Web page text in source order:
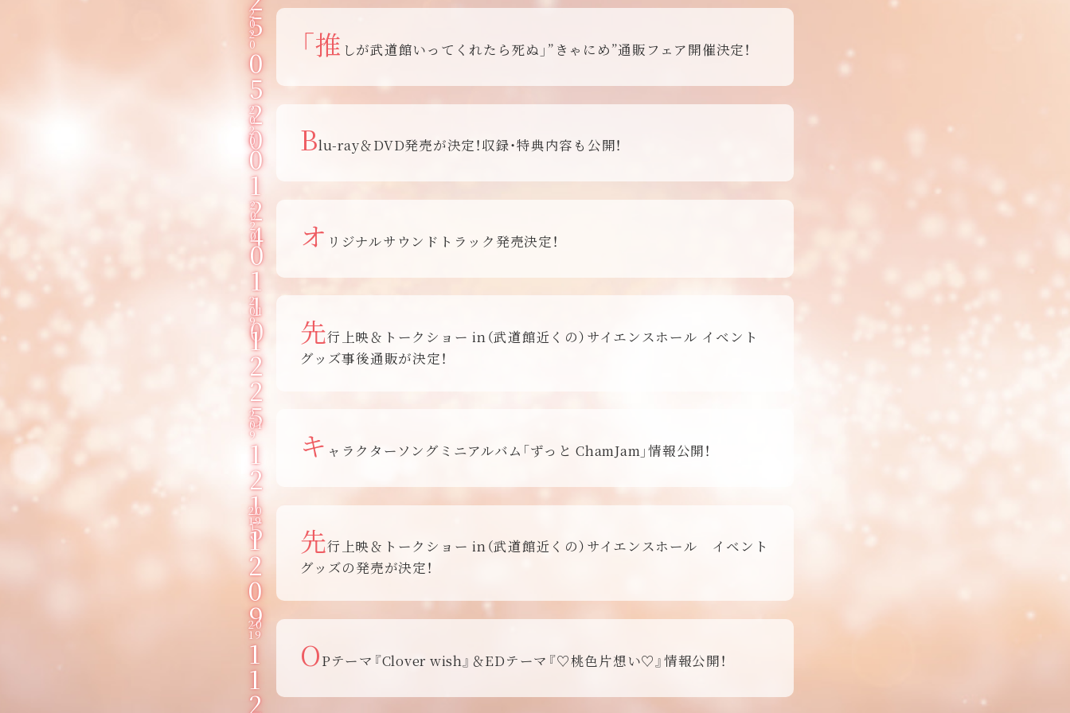
5
2
0
2
0
0
5
2
0
「推 しが武道館いってくれたら死ぬ」”きゃにめ”通販フェア開催決定！
2
0
2
0
0
1
2
4
Blu-ray＆DVD発売が決定！収録・特典内容も公開！
2
0
2
0
0
1
1
0
オ リジナルサウンドトラック発売決定！
2
01
9
1
2
2
5
先行上映＆トークショー in（武道館近くの）サイエンスホール イベント
グッズ事後通販が決定！
2
01
9
1
2
1
5
キ ャラクターソングミニアルバム「ずっと ChamJam」情報公開！
20
19
1
2
0
9
先行上映＆トークショー in（武道館近くの）サイエンスホール イベント
グッズの発売が決定！
20
19
1
1
2
OPテーマ『Clover wish』＆EDテーマ『♡桃色片想い♡』情報公開！